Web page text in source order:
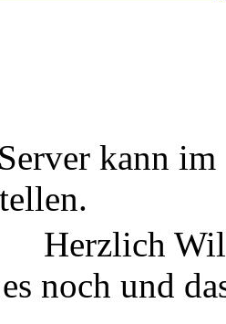
kann
Herzlich
noch und